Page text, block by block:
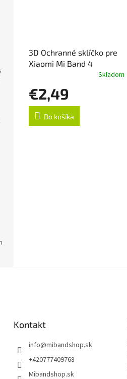
3D Ochranné sklíčko pre
Xiaomi Mi Band 4
Skladom
€2,49
Do košíka
Kontakt
info@mibandshop.sk
+420777409768
Mibandshop.sk